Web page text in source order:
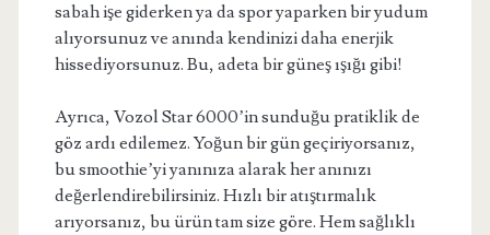
sabah işe giderken ya da spor yaparken bir yudum
alıyorsunuz ve anında kendinizi daha enerjik
hissediyorsunuz. Bu, adeta bir güneş ışığı gibi!
Ayrıca, Vozol Star 6000’in sunduğu pratiklik de
göz ardı edilemez. Yoğun bir gün geçiriyorsanız,
bu smoothie’yi yanınıza alarak her anınızı
değerlendirebilirsiniz. Hızlı bir atıştırmalık
arıyorsanız, bu ürün tam size göre. Hem sağlıklı